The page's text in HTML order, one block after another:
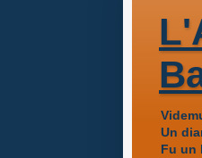
Un
Fu un